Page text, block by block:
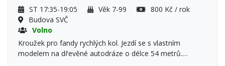
ST 17:35-19:05 Věk 7-99
800 Kč / rok
Budova SVČ
Volno
Kroužek pro fandy rychlých kol. Jezdí se s vlastním
modelem na dřevěné autodráze o délce 54 metrů.